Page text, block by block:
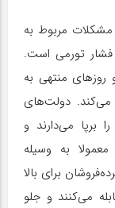
مشکلات مربوط به
فشار تورمی است.
روزهای منتهی به
می‌کند. دولت‌های
برپا می‌دارند و
به وسیله
برای بالا
می‌کنند و جلو